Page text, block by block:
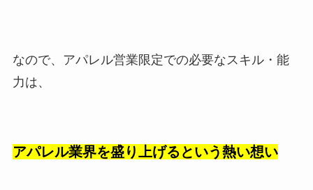
なので、アパレル営業限定での必要なスキル・能
力は、
アパレル業界を盛り上げるという熱い想い